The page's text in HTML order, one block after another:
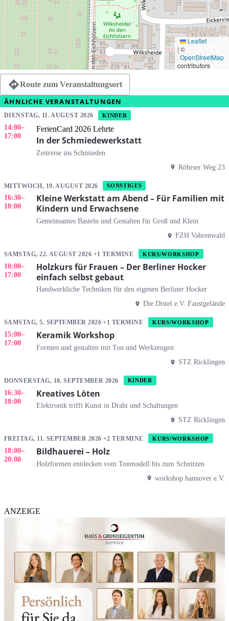
Leaflet
| ©
OpenStreetMap
contributors
Route zum Veranstaltungsort
ÄHNLICHE VERANSTALTUNGEN
DIENSTAG, 11. AUGUST 2026 KINDER
14:00–
17:00
FerienCard 2026 Lehrte
In der Schmiedewerkstatt
Zeitreise ins Schmieden
Röhrser Weg 23
MITTWOCH, 19. AUGUST 2026 SONSTIGES
16:30–
18:00
Kleine Werkstatt am Abend – Für Familien mit
Kindern und Erwachsene
Gemeinsames Basteln und Gestalten für Groß und Klein
FZH Vahrenwald
SAMSTAG, 22. AUGUST 2026 +1 TERMINE KURS/WORKSHOP
10:00–
17:00
Holzkurs für Frauen – Der Berliner Hocker
einfach selbst gebaut
Handwerkliche Techniken für den eigenen Berliner Hocker
Die Distel e.V. Faustgelände
SAMSTAG, 5. SEPTEMBER 2026 +1 TERMINE KURS/WORKSHOP
15:00–
17:00
Keramik Workshop
Formen und gestalten mit Ton und Werkzeugen
STZ Ricklingen
DONNERSTAG, 10. SEPTEMBER 2026 KINDER
16:30–
18:00
Kreatives Löten
Elektronik trifft Kunst in Draht und Schaltungen
STZ Ricklingen
FREITAG, 11. SEPTEMBER 2026 +2 TERMINE KURS/WORKSHOP
18:00–
20:00
Bildhauerei – Holz
Holzformen entdecken vom Tonmodell bis zum Schnitzen
workshop hannover e.V.
ANZEIGE